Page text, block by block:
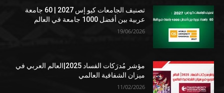
تصنيف الجامعات كيو إس 2027 | 60 جامعة
عربية بين أفضل 1000 جامعة في العالم
19/06/2026
مؤشر مُدرَكات الفساد 2025|العالم العربي في
ميزان الشفافية العالمي
11/02/2026